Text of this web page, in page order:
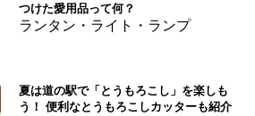
つけた愛用品って何？
ランタン・ライト・ランプ
夏は道の駅で「とうもろこし」を楽しも
う！ 便利なとうもろこしカッターも紹介